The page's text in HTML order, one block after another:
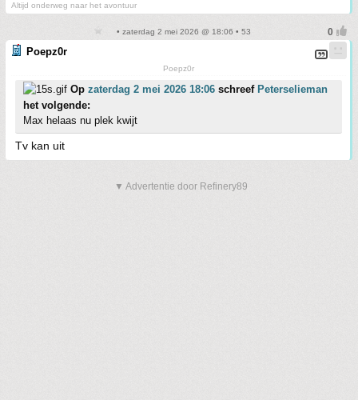
Altijd onderweg naar het avontuur
• zaterdag 2 mei 2026 @ 18:06 • 53
Poepz0r
Poepz0r
Op zaterdag 2 mei 2026 18:06 schreef Peterselieman
het volgende:
Max helaas nu plek kwijt
Tv kan uit
▼ Advertentie door Refinery89